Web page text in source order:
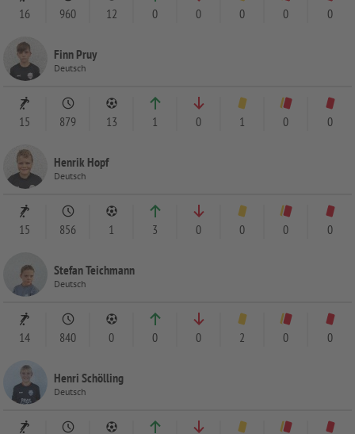
16 960 12 0 0 0 0 0
Finn Pruy
Deutsch
15 879 13 1 0 1 0 0
Henrik Hopf
Deutsch
15 856 1 3 0 0 0 0
Stefan Teichmann
Deutsch
14 840 0 0 0 2 0 0
Henri Schölling
Deutsch